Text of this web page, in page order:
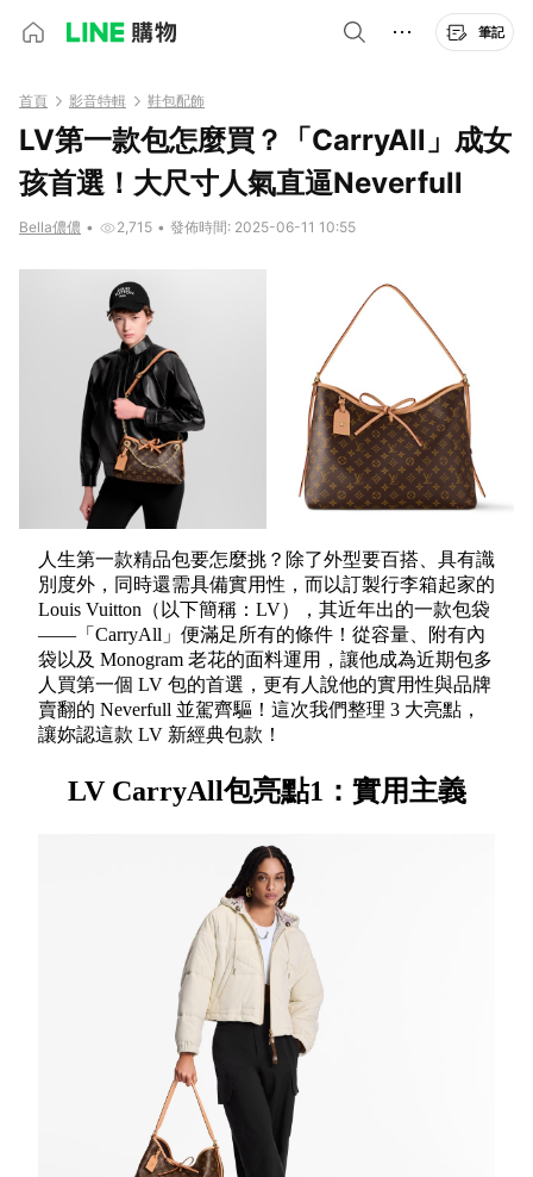
筆記
首頁 影音特輯 鞋包配飾
LV第一款包怎麼買？「CarryAll」成女
孩首選！大尺寸人氣直逼Neverfull
Bella儂儂 • 2,715 • 發佈時間: 2025-06-11 10:55
人生第一款精品包要怎麼挑？除了外型要百搭、具有識
別度外，同時還需具備實用性，而以訂製行李箱起家的
Louis Vuitton（以下簡稱：LV），其近年出的一款包袋
——「CarryAll」便滿足所有的條件！從容量、附有內
袋以及 Monogram 老花的面料運用，讓他成為近期包多
人買第一個 LV 包的首選，更有人說他的實用性與品牌
賣翻的 Neverfull 並駕齊驅！這次我們整理 3 大亮點，
讓妳認這款 LV 新經典包款！
LV CarryAll包亮點1：實用主義